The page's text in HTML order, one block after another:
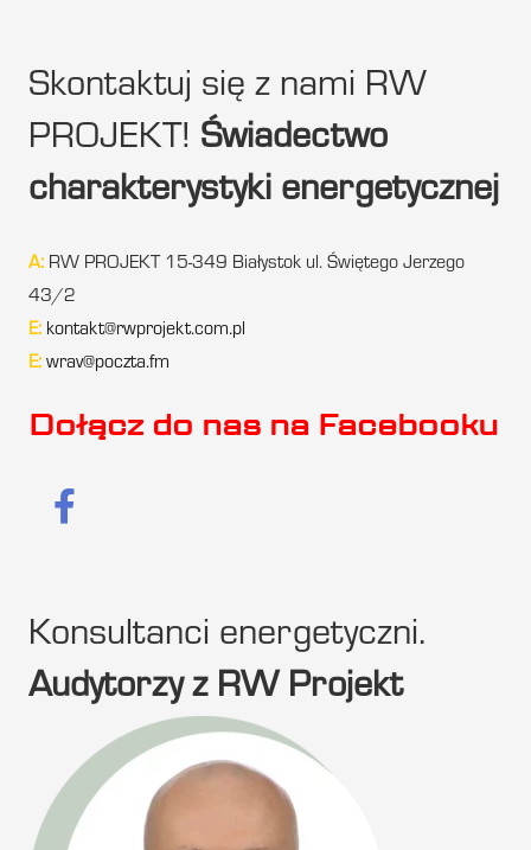
Skontaktuj się z nami RW
PROJEKT! Świadectwo
charakterystyki energetycznej
A: RW PROJEKT 15-349 Białystok ul. Świętego Jerzego
43/2
E: kontakt@rwprojekt.com.pl
E: wrav@poczta.fm
Dołącz do nas na Facebooku
Konsultanci energetyczni.
Audytorzy z RW Projekt